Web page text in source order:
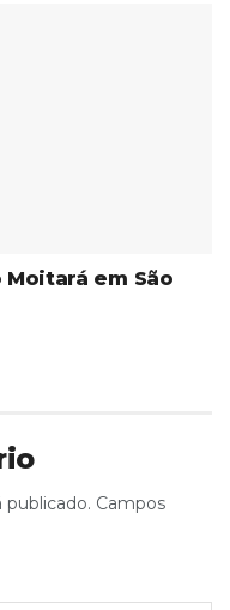
em São
publicado. Campos